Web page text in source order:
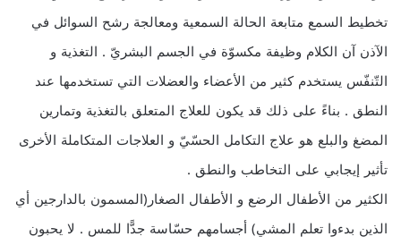
تخطيط السمع متابعة الحالة السمعية ومعالجة رشح السوائل في
الآذن آن الكلام وظيفة مكسوّة في الجسم البشريّ . التغذية و
التّنفّس يستخدم كثير من الأعضاء والعضلات التي تستخدمها عند
النطق . بناءً على ذلك قد يكون للعلاج المتعلق بالتغذية وتمارين
المضغ والبلع هو علاج التكامل الحسّيّ و العلاجات المتكاملة الأخرى
تأثير إيجابي على التخاطب والنطق .
الكثير من الأطفال الرضع و الأطفال الصغار(المسمون بالدارجين أي
الذين بدءوا تعلم المشي) أجسامهم حسّاسة جدًّا للمس . لا يحبون